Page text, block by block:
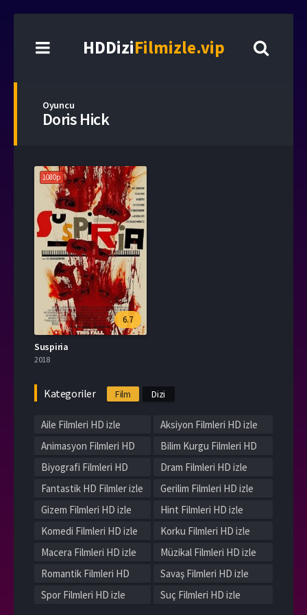
HDDiziFilmizle.vip
Oyuncu
Doris Hick
1080p
6.7
Suspiria
2018
Kategoriler Film Dizi
Aile Filmleri HD izle
Aksiyon Filmleri HD izle
Animasyon Filmleri HD
izle
Bilim Kurgu Filmleri HD
izle
Biyografi Filmleri HD
izle
Dram Filmleri HD izle
Fantastik HD Filmler izle
Gerilim Filmleri HD izle
Gizem Filmleri HD izle
Hint Filmleri HD izle
Komedi Filmleri HD izle
Korku Filmleri HD izle
Macera Filmleri HD izle
Müzikal Filmleri HD izle
Romantik Filmleri HD
izle
Savaş Filmleri HD izle
Spor Filmleri HD izle
Suç Filmleri HD izle